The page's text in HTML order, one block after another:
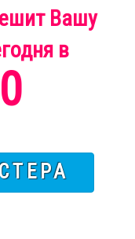
Вашу
в